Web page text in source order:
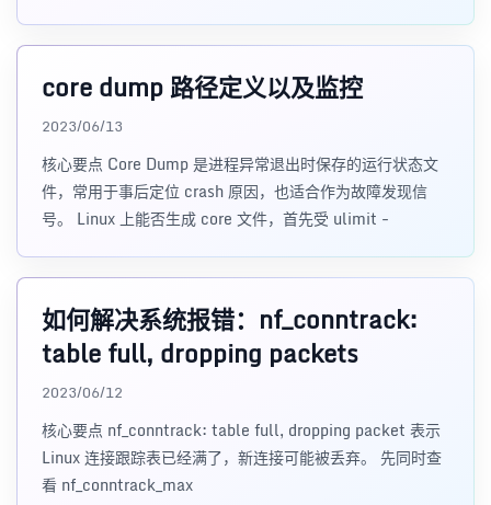
core dump 路径定义以及监控
2023/06/13
核心要点 Core Dump 是进程异常退出时保存的运行状态文
件，常用于事后定位 crash 原因，也适合作为故障发现信
号。 Linux 上能否生成 core 文件，首先受 ulimit -
如何解决系统报错：nf_conntrack:
table full, dropping packets
2023/06/12
核心要点 nf_conntrack: table full, dropping packet 表示
Linux 连接跟踪表已经满了，新连接可能被丢弃。 先同时查
看 nf_conntrack_max